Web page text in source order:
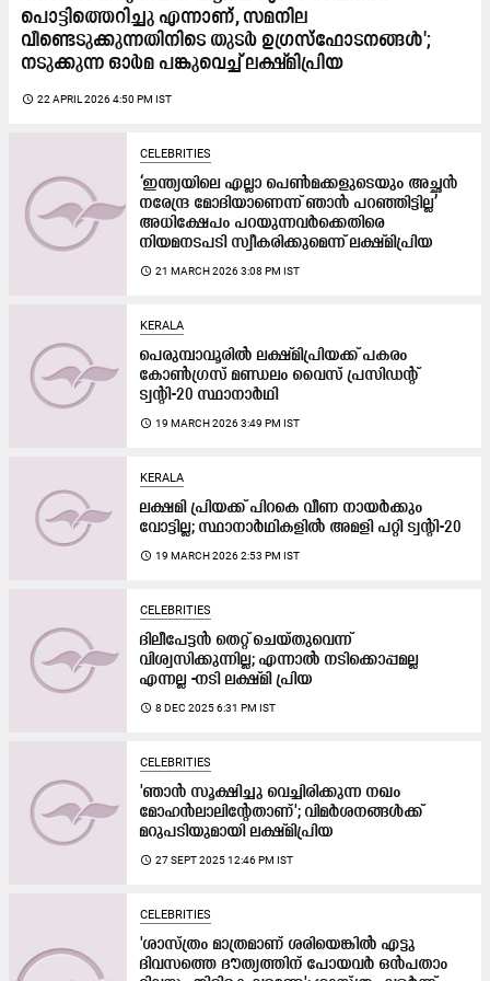
പൊട്ടിത്തെറിച്ചു എന്നാണ്, സമനില
വീണ്ടെടുക്കുന്നതിനിടെ തുടർ ഉഗ്രസ്ഫോടനങ്ങൾ';
നടുക്കുന്ന ഓർമ പങ്കുവെച്ച് ലക്ഷ്മിപ്രിയ
access_time 22 APRIL 2026 4:50 PM IST
CELEBRITIES
‘ഇന്ത്യയിലെ എല്ലാ പെൺമക്കളുടെയും അച്ഛൻ
നരേന്ദ്ര മോദിയാണെന്ന് ഞാൻ പറഞ്ഞിട്ടില്ല’
അധിക്ഷേപം പറയുന്നവര്‍ക്കെതിരെ
നിയമനടപടി സ്വീകരിക്കുമെന്ന് ലക്ഷ്മിപ്രിയ
access_time 21 MARCH 2026 3:08 PM IST
KERALA
പെരുമ്പാവൂരിൽ ലക്ഷ്മിപ്രിയക്ക് പകരം
കോൺഗ്രസ് മണ്ഡലം വൈസ് പ്രസിഡന്‍റ്
ട്വന്‍റി-20 സ്ഥാനാർഥി
access_time 19 MARCH 2026 3:49 PM IST
KERALA
ലക്ഷമി പ്രിയക്ക് പിറകെ വീണ നായർക്കും
വോട്ടില്ല; സ്ഥാനാർഥികളിൽ അമളി പറ്റി ട്വന്റി-20
access_time 19 MARCH 2026 2:53 PM IST
CELEBRITIES
ദിലീപേട്ടൻ തെറ്റ് ചെയ്തുവെന്ന്
വിശ്വസിക്കുന്നില്ല; എന്നാൽ നടിക്കൊപ്പമല്ല
എന്നല്ല -നടി ലക്ഷ്മി പ്രിയ
access_time 8 DEC 2025 6:31 PM IST
CELEBRITIES
'ഞാൻ സൂക്ഷിച്ചു വെച്ചിരിക്കുന്ന നഖം
മോഹൻലാലിന്‍റേതാണ്'; വിമർശനങ്ങൾക്ക്
മറുപടിയുമായി ലക്ഷ്മിപ്രിയ
access_time 27 SEPT 2025 12:46 PM IST
CELEBRITIES
'ശാസ്ത്രം മാത്രമാണ് ശരിയെങ്കിൽ എട്ടു
ദിവസത്തെ ദൗത്യത്തിന് പോയവർ ഒൻപതാം